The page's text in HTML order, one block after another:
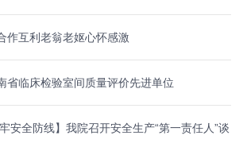
作互利老翁老妪心怀感激
省临床检验室间质量评价先进单位
安全防线】我院召开安全生产“第一责任人”谈